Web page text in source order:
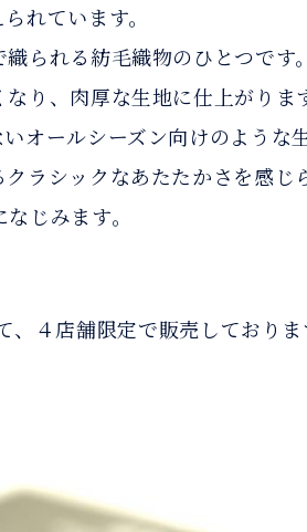
れています。
られる紡毛織物のひとつです。
り、肉厚な生地に仕上がりま
オールシーズン向けのような
ラシックなあたたかさを感じ
じみます。
店舗限定で販売しておりま